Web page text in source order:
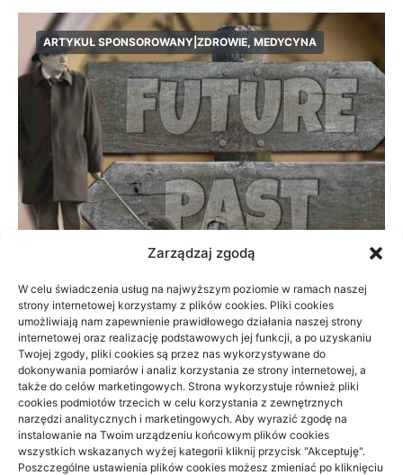
Zarządzaj zgodą
W celu świadczenia usług na najwyższym poziomie w ramach naszej
strony internetowej korzystamy z plików cookies. Pliki cookies
umożliwiają nam zapewnienie prawidłowego działania naszej strony
internetowej oraz realizację podstawowych jej funkcji, a po uzyskaniu
Twojej zgody, pliki cookies są przez nas wykorzystywane do
dokonywania pomiarów i analiz korzystania ze strony internetowej, a
także do celów marketingowych. Strona wykorzystuje również pliki
cookies podmiotów trzecich w celu korzystania z zewnętrznych
narzędzi analitycznych i marketingowych. Aby wyrazić zgodę na
instalowanie na Twoim urządzeniu końcowym plików cookies
wszystkich wskazanych wyżej kategorii kliknij przycisk "Akceptuję".
Poszczególne ustawienia plików cookies możesz zmieniać po kliknięciu
ARTYKUŁ SPONSOROWANY|ZDROWIE, MEDYCYNA
Prywatnie czy na NFZ: fizjoterapia przy
braku czasu
23/06/2026